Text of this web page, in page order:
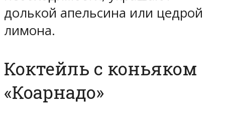
долькой апельсина или цедрой
лимона.
Коктейль с коньяком
«Коарнадо»